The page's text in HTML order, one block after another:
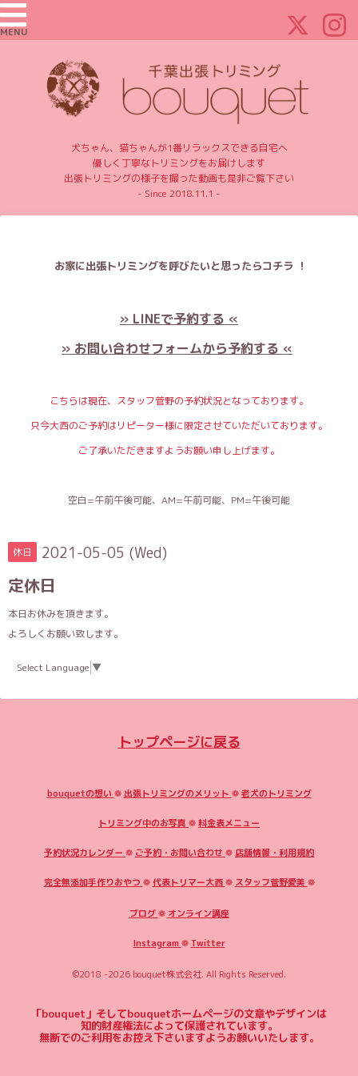
MENU
犬ちゃん、猫ちゃんが1番リラックスできる自宅へ
優しく丁寧なトリミングをお届けします
出張トリミングの様子を撮った動画も是非ご覧下さい
- Since 2018.11.1 -
お家に出張トリミングを呼びたいと思ったらコチラ ！
» LINEで予約する «
» お問い合わせフォームから予約する «
こちらは現在、スタッフ菅野の予約状況となっております。
只今大西のご予約はリピーター様に限定させていただいております。
ご了承いただきますようお願い申し上げます。
空白=午前午後可能、AM=午前可能、PM=午後可能
休日 2021-05-05 (Wed)
定休日
本日お休みを頂きます。
よろしくお願い致します。
Select Language ▼
トップページに戻る
bouquetの想い ❁ 出張トリミングのメリット ❁老犬のトリミング
トリミング中のお写真 ❁料金表メニュー
予約状況カレンダー ❁ ご予約・お問い合わせ ❁ 店舗情報・利用規約
完全無添加手作りおやつ ❁代表トリマー大西❁ スタッフ菅野愛美 ❁
ブログ❁ オンライン講座
Instagram ❁Twitter
©2018 -2026 bouquet株式会社. All Rights Reserved.
「bouquet」そしてbouquetホームページの文章やデザインは
知的財産権法によって保護されています。
無断でのご利用をお控え下さいますようお願いいたします。